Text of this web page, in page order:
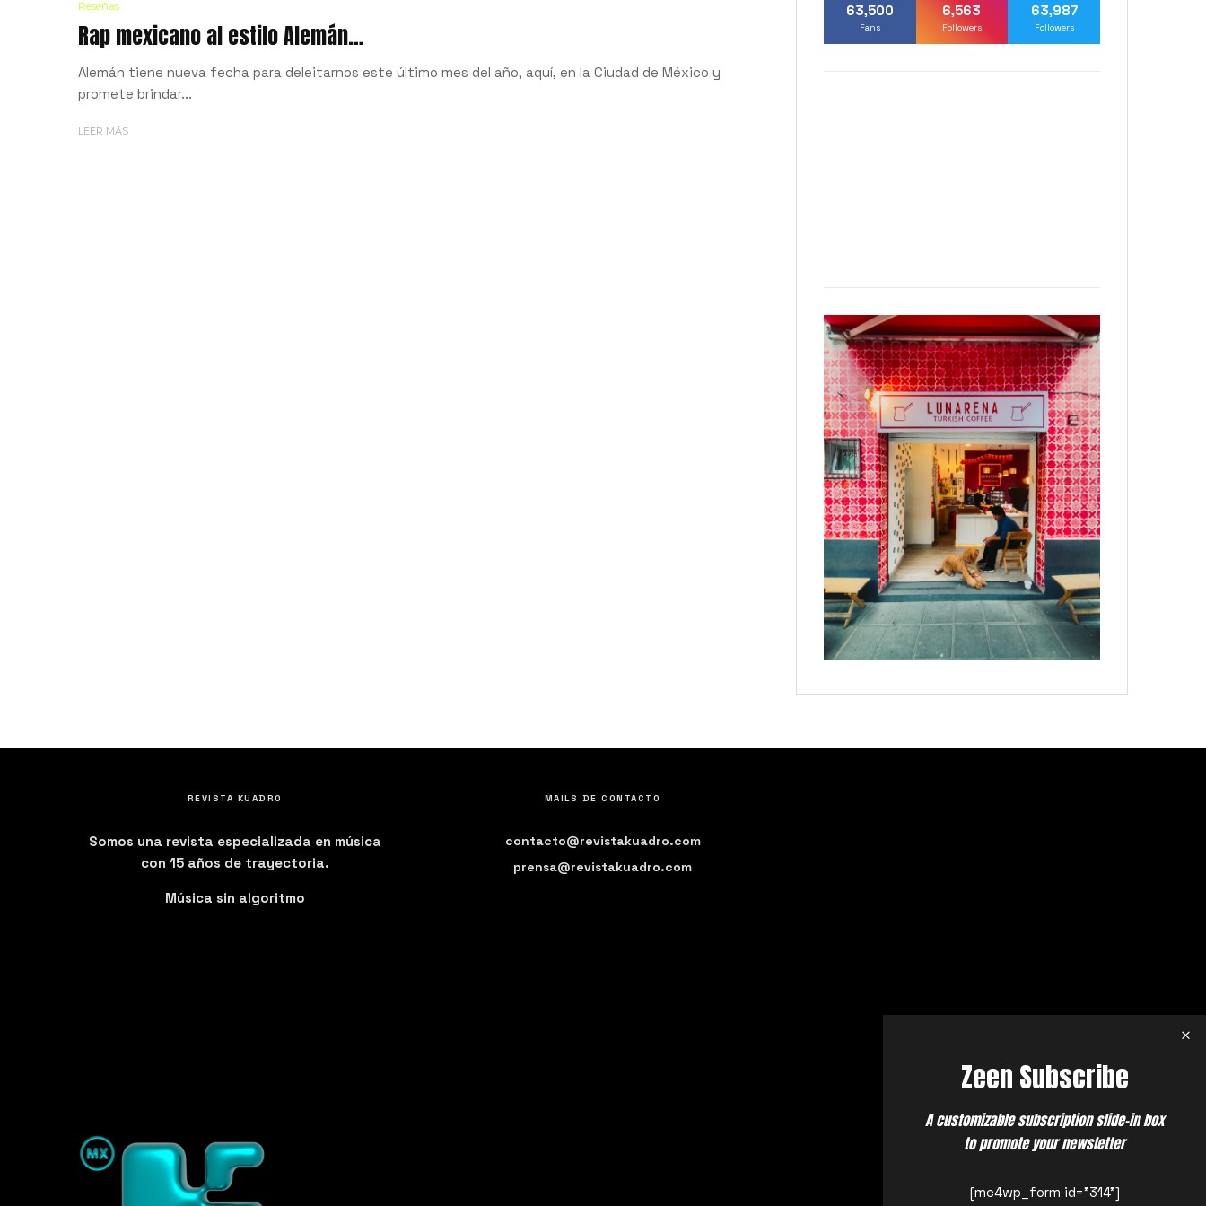
Reseñas
Rap mexicano al estilo Alemán…
Alemán tiene nueva fecha para deleitarnos este último mes del año, aquí, en la Ciudad de México y
promete brindar...
LEER MÁS
63,500
Fans
6,563
Followers
63,987
Followers
REVISTA KUADRO
Somos una revista especializada en música
con 15 años de trayectoria.
Música sin algoritmo
MAILS DE CONTACTO
contacto@revistakuadro.com
prensa@revistakuadro.com
Zeen Subscribe
A customizable subscription slide-in box
to promote your newsletter
[mc4wp_form id="314"]